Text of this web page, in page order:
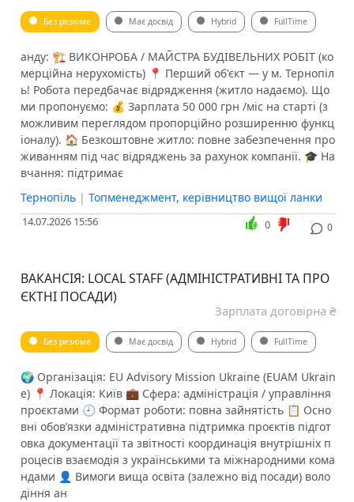
Без резюме Має досвід Hybrid FullTime
анду: 🏗 ВИКОНРОБА / МАЙСТРА БУДІВЕЛЬНИХ РОБІТ (ко
мерційна нерухомість) 📍 Перший об'єкт — у м. Тернопіл
ь! Робота передбачає відрядження (житло надаємо). Що
ми пропонуємо: 💰 Зарплата 50 000 грн /міс на старті (з
можливим переглядом пропорційно розширенню функц
іоналу). 🏠 Безкоштовне житло: повне забезпечення про
живанням під час відряджень за рахунок компанії. 🎓 На
вчання: підтримає
Тернопіль | Топменеджмент, керівництво вищої ланки
14.07.2026 15:56 0
0
ВАКАНСІЯ: LOCAL STAFF (АДМІНІСТРАТИВНІ ТА ПРО
ЄКТНІ ПОСАДИ)
Зарплата договірна ₴
Без резюме Має досвід Hybrid FullTime
🌍 Організація: EU Advisory Mission Ukraine (EUAM Ukrain
e) 📍 Локація: Київ 💼 Сфера: адміністрація / управління
проєктами 🕘 Формат роботи: повна зайнятість 📋 Осно
вні обов’язки адміністративна підтримка проєктів підгот
овка документації та звітності координація внутрішніх п
роцесів взаємодія з українськими та міжнародними кома
ндами 👤 Вимоги вища освіта (залежно від посади) воло
діння ан